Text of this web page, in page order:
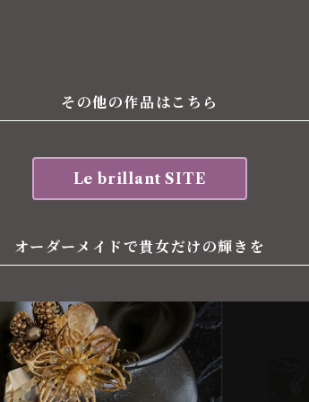
その他の作品はこちら
Le brillant SITE
オーダーメイドで貴女だけの輝きを